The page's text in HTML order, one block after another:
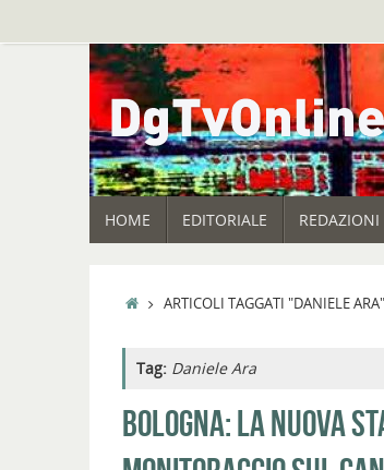
HOME EDITORIALE REDAZIONI
HOMEARTICOLI TAGGATI "DANIELE ARA"
Tag: Daniele Ara
BOLOGNA: LA NUOVA